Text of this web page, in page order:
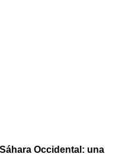
Occidental: una